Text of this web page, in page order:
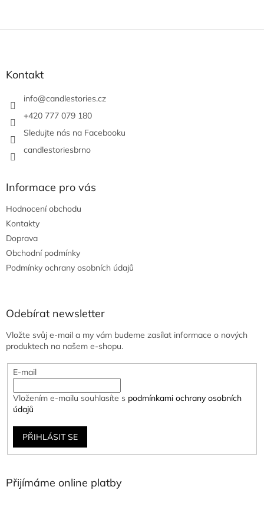
Kontakt
info@candlestories.cz
+420 777 079 180
Sledujte nás na Facebooku
candlestoriesbrno
Informace pro vás
Hodnocení obchodu
Kontakty
Doprava
Obchodní podmínky
Podmínky ochrany osobních údajů
Odebírat newsletter
Vložte svůj e-mail a my vám budeme zasílat informace o nových
produktech na našem e-shopu.
E-mail
Vložením e-mailu souhlasíte s podmínkami ochrany osobních
údajů
PŘIHLÁSIT SE
Přijímáme online platby